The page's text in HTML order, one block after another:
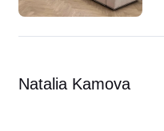
Natalia Kamova